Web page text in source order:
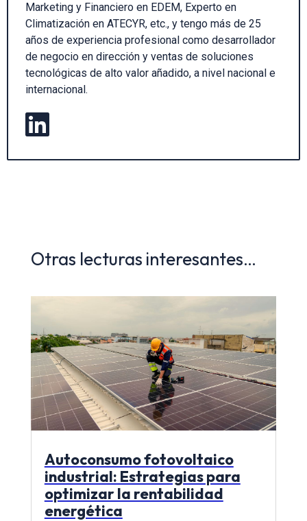
Marketing y Financiero en EDEM, Experto en
Climatización en ATECYR, etc., y tengo más de 25
años de experiencia profesional como desarrollador
de negocio en dirección y ventas de soluciones
tecnológicas de alto valor añadido, a nivel nacional e
internacional.

Otras lecturas interesantes…
Autoconsumo fotovoltaico
industrial: Estrategias para
optimizar la rentabilidad
energética